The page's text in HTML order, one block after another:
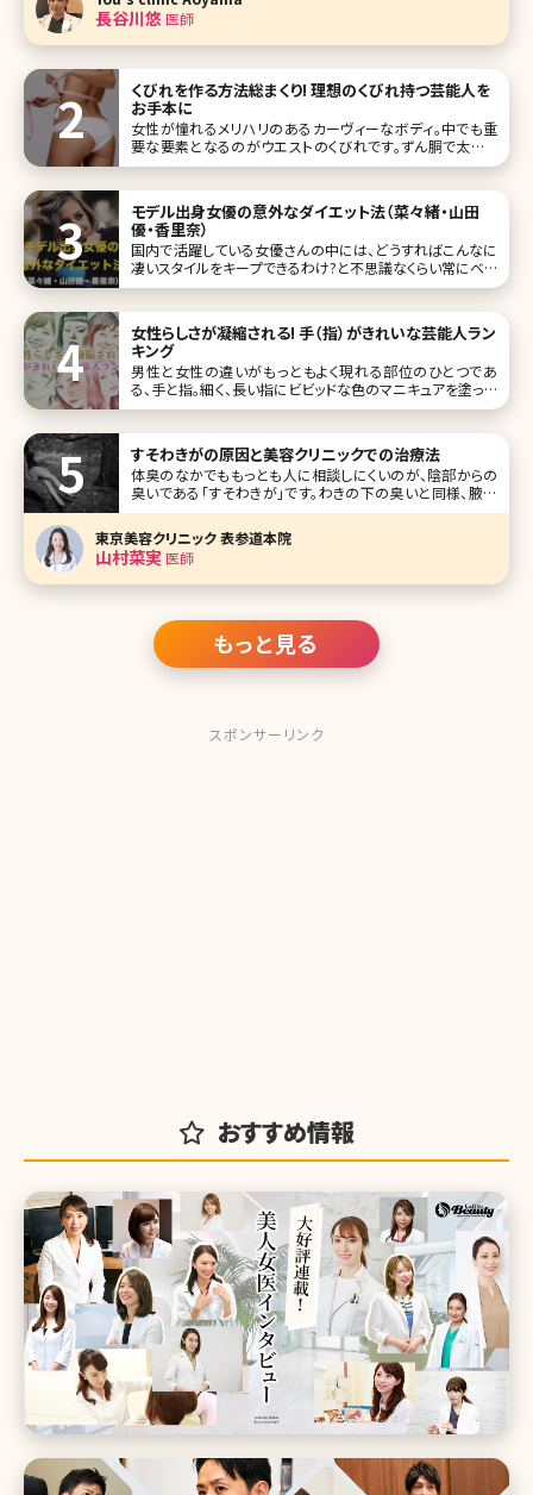
が少なく、痩身だけでなく筋肉増大も期待できるエムスカル
プトNeoに焦点を当ててそ
長谷川悠 医師
くびれを作る方法総まくり! 理想のくびれ持つ芸能人を
お手本に
女性が憧れるメリハリのあるカーヴィーなボディ。中でも重
要な要素となるのがウエストのくびれです。ずん胴で太いウ
エストや、ただ細いだけのしまりのないウエストも美しいボデ
モデル出身女優の意外なダイエット法（菜々緒・山田
優・香里奈）
国内で活躍している女優さんの中には、どうすればこんなに
凄いスタイルをキープできるわけ?と不思議なくらい常にベス
トなスタイルを維持している方がいます。今回は3名の美女を
ば、やっぱりねえ……という努力を行っている方もいます。そ
れでは、彼女たちがどのよ
女性らしさが凝縮される! 手（指）がきれいな芸能人ラン
キング
男性と女性の違いがもっともよく現れる部位のひとつであ
る、手と指。細く、長い指にビビッドな色のマニキュアを塗って
いるきれいな女性は、女性から見てもドキッとする瞬間があ
せない美しい手肌を保つためには美容皮膚科で行われてい
る施術が有効です。手
すそわきがの原因と美容クリニックでの治療法
体臭のなかでももっとも人に相談しにくいのが、陰部からの
臭いである「すそわきが」です。わきの下の臭いと同様、腋臭
症（えきしゅうしょう）と呼ばれる症状のひとつで原因もわき
がと同じだと言われています。 ここではすそわきがとはどん
な症状なのか、原因や治療方法を詳しく説明します。 【監修医
師からのワン
東京美容クリニック 表参道本院
山村菜実医師
もっと見る
スポンサーリンク
おすすめ情報